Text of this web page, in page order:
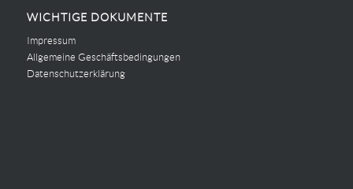
WICHTIGE DOKUMENTE
Impressum
Allgemeine Geschäftsbedingungen
Datenschutzerklärung